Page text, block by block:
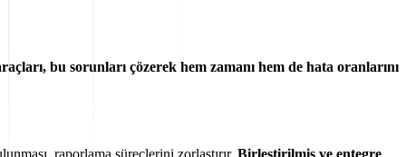
bu sorunları çözerek hem zamanı hem de hata oranlarını
raporlama süreçlerini zorlaştırır. Birleştirilmiş ve entegre